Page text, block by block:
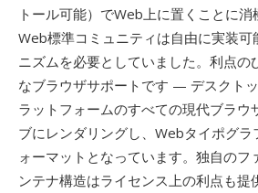
トール可能）でWeb上に置くことに
Web標準コミュニティは自由に実装可
ニズムを必要としていました。利点の
なブラウザサポートです — デスクト
ラットフォームのすべての現代ブラウ
ブにレンダリングし、Webタイポグラ
ォーマットとなっています。独自のフ
ンテナ構造はライセンス上の利点も提